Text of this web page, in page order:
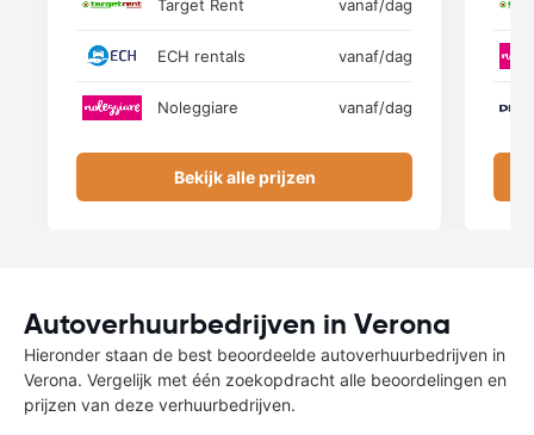
Target Rent vanaf/dag
ECH rentals vanaf/dag
Noleggiare vanaf/dag
Bekijk alle prijzen
Autoverhuurbedrijven in Verona
Hieronder staan de best beoordeelde autoverhuurbedrijven in
Verona. Vergelijk met één zoekopdracht alle beoordelingen en
prijzen van deze verhuurbedrijven.